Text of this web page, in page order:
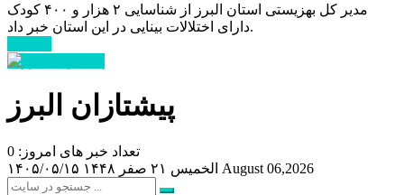
مدیر کل بهزیستی استان البرز از شناسایی ۲ هزار و ۴۰۰ کودک
دارای اختلالات بینایی در این استان خبر داد.
پیشتازان البرز
تعداد خبر های امروز: 0
۱۴۰۵/۰۵/۱۵
الخميس ۲۱ صفر ۱۴۴۸ August 06,2026